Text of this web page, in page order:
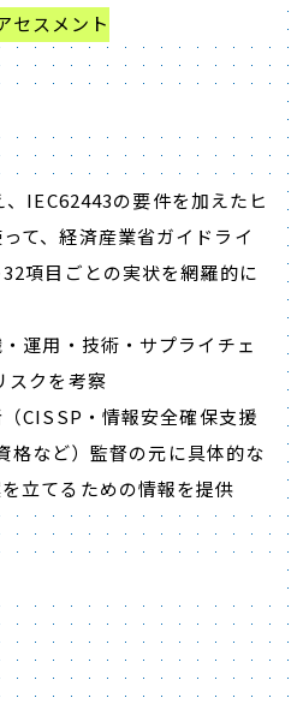
セスメント
IEC62443の要件を加えたヒ
て、経済産業省ガイドライ
項目ごとの実状を網羅的に
運用・技術・サプライチェ
スクを考察
CISSP・情報安全確保支援
格など）監督の元に具体的な
立てるための情報を提供